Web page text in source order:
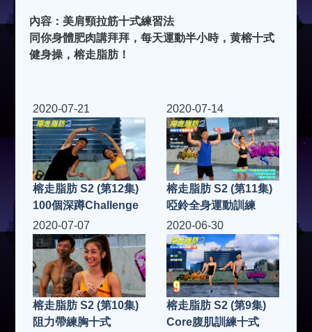
內容：美肩頸拉筋十式練習法
同你身體肥肉講拜拜，每天運動半小時，黄榕十式
健身操，榕走脂肪！
2020-07-21
榕走脂肪 S2 (第12集)
100個深蹲Challenge
2020-07-14
榕走脂肪 S2 (第11集)
啞鈴全身運動訓練
2020-07-07
榕走脂肪 S2 (第10集)
阻力帶練胸十式
2020-06-30
榕走脂肪 S2 (第9集)
Core腹肌訓練十式